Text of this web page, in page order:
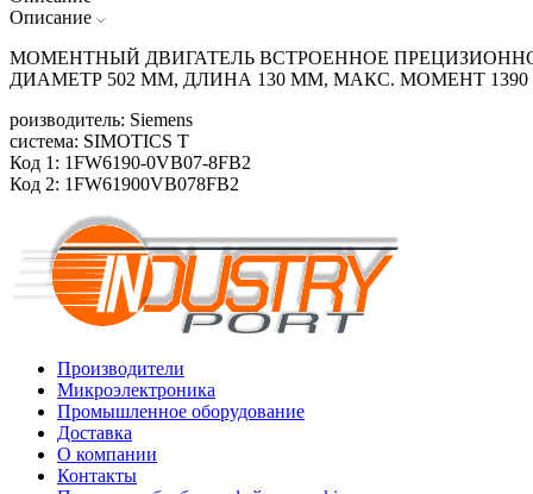
Описание
МОМЕНТНЫЙ ДВИГАТЕЛЬ ВСТРОЕННОЕ
ДИАМЕТР 502 ММ, ДЛИНА 130 ММ, МАКС. МОМЕНТ
роизводитель: Siemens
система: SIMOTICS T
Код 1: 1FW6190-0VB07-8FB2
Код 2: 1FW61900VB078FB2
Производители
Микроэлектроника
Промышленное оборудование
Доставка
О компании
Контакты